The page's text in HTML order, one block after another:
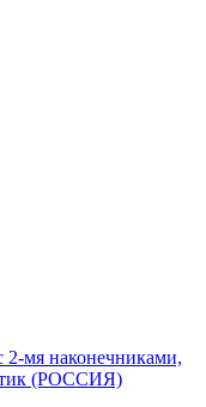
мя наконечниками,
(РОССИЯ)